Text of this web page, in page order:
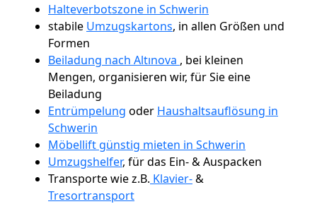
Halteverbotszone in Schwerin
stabile Umzugskartons, in allen Größen und
Formen
Beiladung nach Altınova , bei kleinen
Mengen, organisieren wir, für Sie eine
Beiladung
Entrümpelung oder Haushaltsauflösung in
Schwerin
Möbellift günstig mieten in Schwerin
Umzugshelfer, für das Ein- & Auspacken
Transporte wie z.B. Klavier-&
Tresortransport